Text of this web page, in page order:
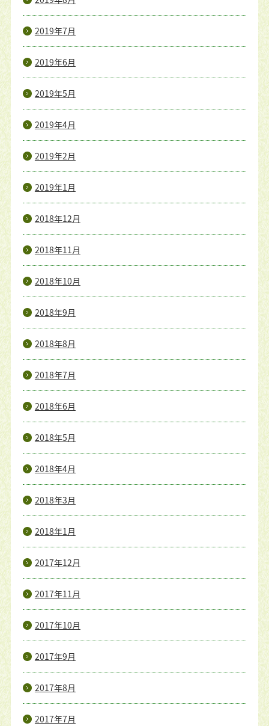
2019年7月
2019年6月
2019年5月
2019年4月
2019年2月
2019年1月
2018年12月
2018年11月
2018年10月
2018年9月
2018年8月
2018年7月
2018年6月
2018年5月
2018年4月
2018年3月
2018年1月
2017年12月
2017年11月
2017年10月
2017年9月
2017年8月
2017年7月